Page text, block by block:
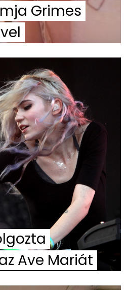
Grimes
Ave Mariát